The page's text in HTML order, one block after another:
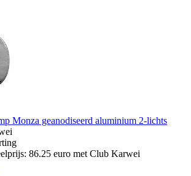
Monza geanodiseerd aluminium 2-lichts
86.25 euro met Club Karwei